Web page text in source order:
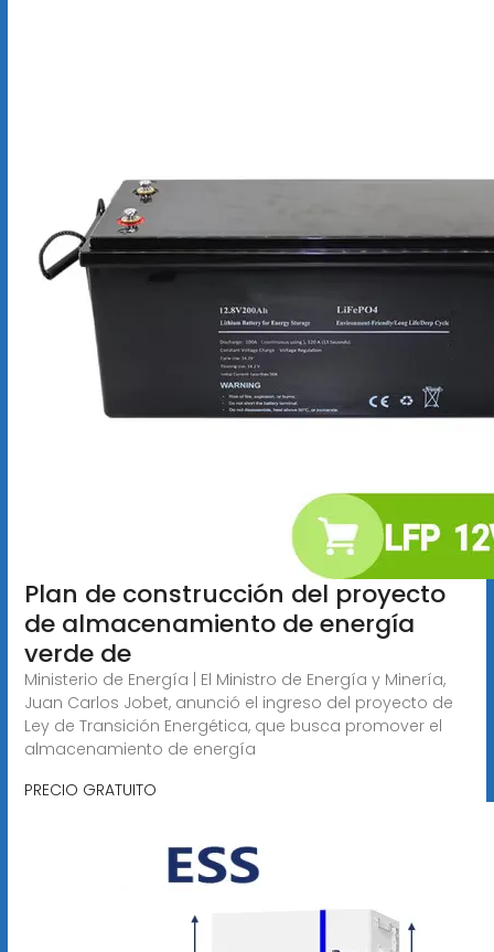
Plan de construcción del proyecto
de almacenamiento de energía
verde de
Ministerio de Energía | El Ministro de Energía y Minería,
Juan Carlos Jobet, anunció el ingreso del proyecto de
Ley de Transición Energética, que busca promover el
almacenamiento de energía
PRECIO GRATUITO